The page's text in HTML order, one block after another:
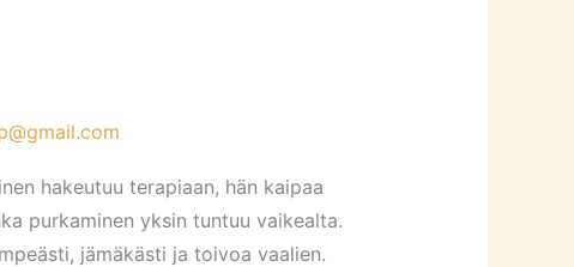
hakeutuu terapiaan, hän kaipaa
purkaminen yksin tuntuu vaikealta.
jämäkästi ja toivoa vaalien.